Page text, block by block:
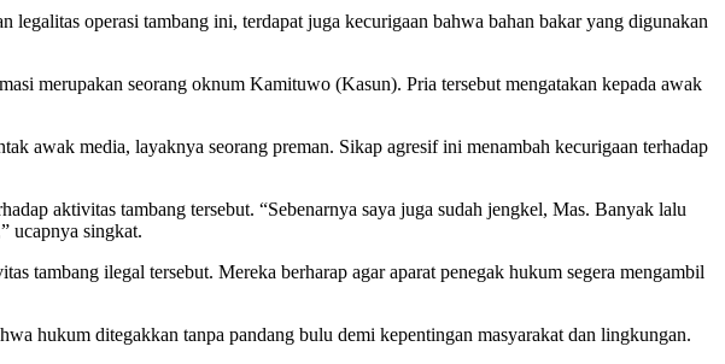
operasi tambang ini, terdapat juga kecurigaan bahwa bahan bakar yang digunakan
merupakan seorang oknum Kamituwo (Kasun). Pria tersebut mengatakan kepada awak
awak media, layaknya seorang preman. Sikap agresif ini menambah kecurigaan terhadap
aktivitas tambang tersebut. “Sebenarnya saya juga sudah jengkel, Mas. Banyak lalu
ucapnya singkat.
tambang ilegal tersebut. Mereka berharap agar aparat penegak hukum segera mengambil
hukum ditegakkan tanpa pandang bulu demi kepentingan masyarakat dan lingkungan.